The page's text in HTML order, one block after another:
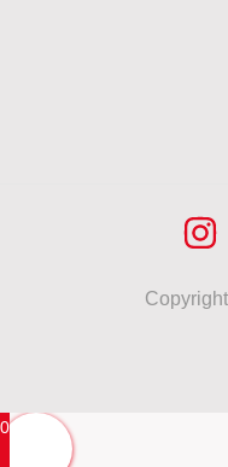
0